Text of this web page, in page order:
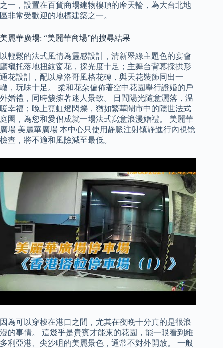
之一，設置在百貨商場建物樓頂的摩天輪，為大台北地
區非常受歡迎的地標建築之一。
美麗華廣場: “美麗華商場”的搜尋結果
以輕鬆的法式風情為靈感設計，清新翠綠主題色的宴會
廳襯托落地扭紋窗花，採光度十足；主舞台背幕採拱形
通花設計，配以摩洛哥風格花磚，與天花裝飾同出一
轍，玩味十足。 柔和花朵偏佈著空中花園舉行證婚的戶
外婚禮，同時簇擁著迷人景致。 日間陽光隨意灑落，温
暖幸福；晚上霓虹燈閃爍，猶如繁華鬧市中的隱世法式
庭園，為您和愛侶成就一場法式寫意浪漫婚禮。 美麗華
廣場 美麗華廣場 本中心只使用静脈注射镇静進行內視镜
檢查，將不適和風險減至最低。
因為可以穿梭在港口之間，尤其在夜晚十分真的是很浪
漫的事情。 這幾乎是貴賓才能來的花園，能一眼看到維
多利亞港、尖沙咀的美麗景色，通常不對外開放。 一般